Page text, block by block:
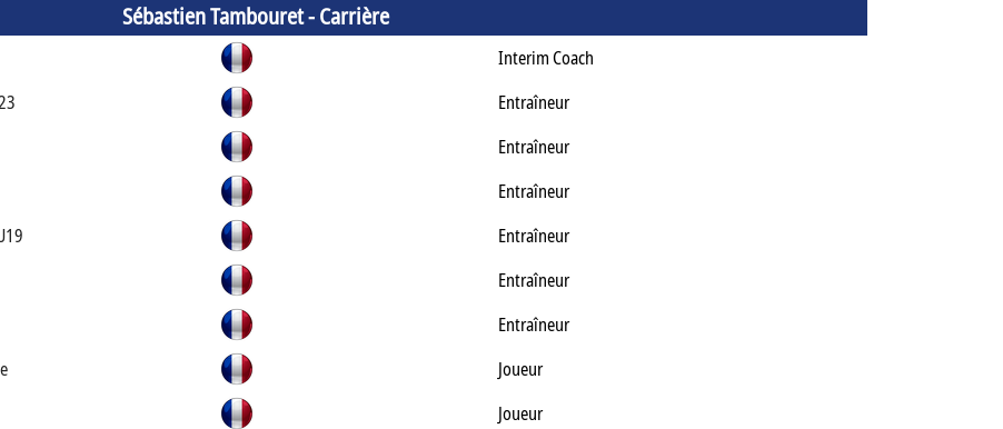
Sébastien Tambouret -Carrière
Interim Coach
Entraîneur
Entraîneur
Entraîneur
Entraîneur
Entraîneur
Entraîneur
Joueur
Joueur